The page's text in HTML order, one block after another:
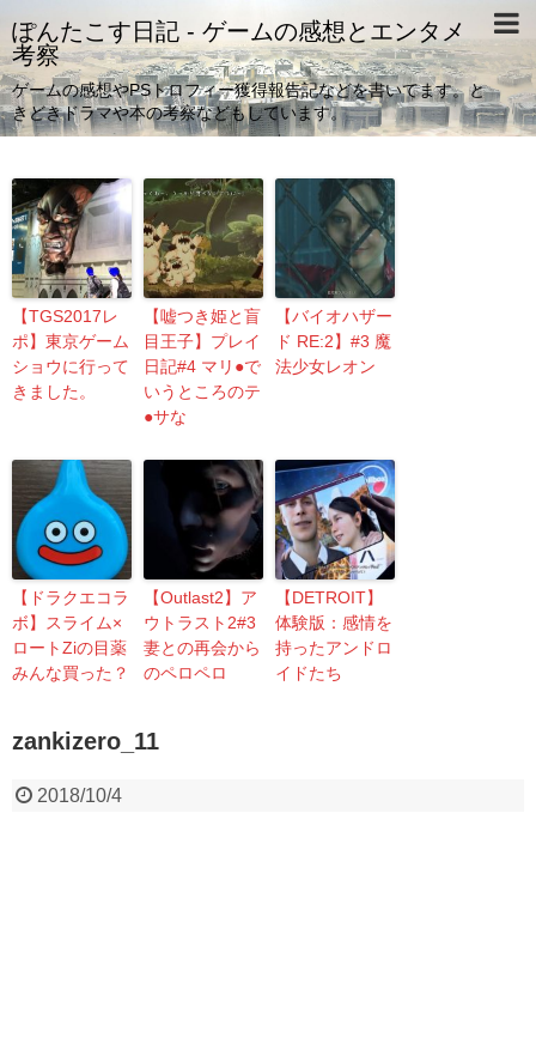
ぽんたこす日記 - ゲームの感想とエンタメ
考察
ゲームの感想やPSトロフィー獲得報告記などを書いてます。と
きどきドラマや本の考察などもしています。
【TGS2017レ
ポ】東京ゲーム
ショウに行って
きました。
【嘘つき姫と盲
目王子】プレイ
日記#4 マリ●で
いうところのテ
●サな
【バイオハザー
ド RE:2】#3 魔
法少女レオン
【ドラクエコラ
ボ】スライム×
ロートZiの目薬
みんな買った？
【Outlast2】ア
ウトラスト2#3
妻との再会から
のペロペロ
【DETROIT】
体験版：感情を
持ったアンドロ
イドたち
zankizero_11
2018/10/4